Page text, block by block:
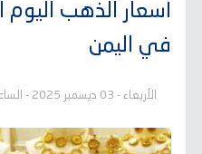
في اليمن
الأربعاء - 03 ديسمبر 2025 - الساعة 09:13 ص بتوقيت العاصمة عدن